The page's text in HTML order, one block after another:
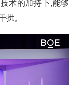
术的加持下,能够
扰。